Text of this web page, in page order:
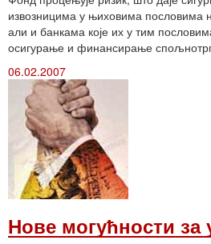
извозницима у њиховима пословима
али и банкама које их у тим
осигурање и финансирање
06.02.2007
Нове могућности за